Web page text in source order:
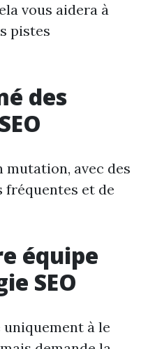
vous aidera à
pistes
des
mutation, avec des
fréquentes et de
équipe
SEO
uniquement à le